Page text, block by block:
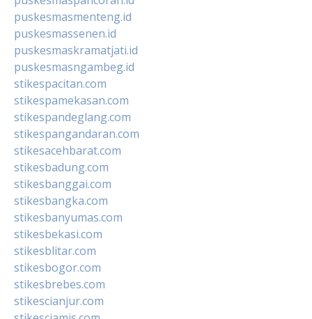
puskesmasmenteng.id
puskesmassenen.id
puskesmaskramatjati.id
puskesmasngambeg.id
stikespacitan.com
stikespamekasan.com
stikespandeglang.com
stikespangandaran.com
stikesacehbarat.com
stikesbadung.com
stikesbanggai.com
stikesbangka.com
stikesbanyumas.com
stikesbekasi.com
stikesblitar.com
stikesbogor.com
stikesbrebes.com
stikescianjur.com